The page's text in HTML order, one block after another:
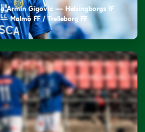
Armin Gigovic — Helsingborgs IF
Malmö FF / Trelleborg FF